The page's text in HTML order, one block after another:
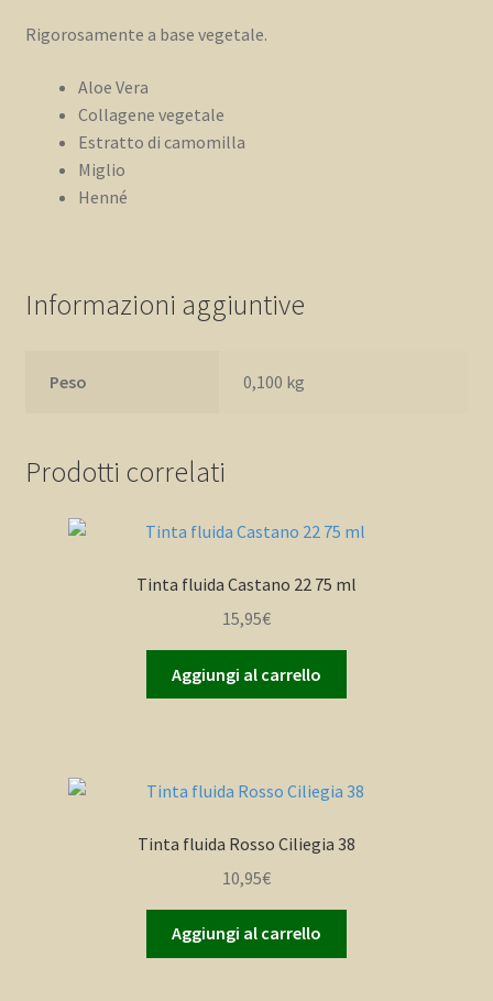
Rigorosamente a base vegetale.
Aloe Vera
Collagene vegetale
Estratto di camomilla
Miglio
Henné
Informazioni aggiuntive
Peso 0,100 kg
Prodotti correlati
Tinta fluida Castano 22 75 ml
15,95€
Aggiungi al carrello
Tinta fluida Rosso Ciliegia 38
10,95€
Aggiungi al carrello